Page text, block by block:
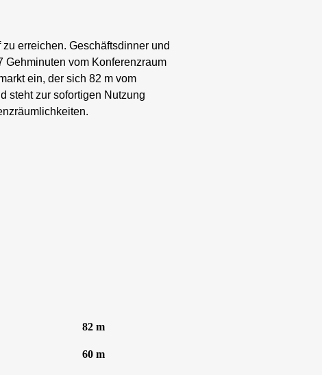
erreichen. Geschäftsdinner und
Gehminuten vom Konferenzraum
ein, der sich 82 m vom
steht zur sofortigen Nutzung
82 m
60 m